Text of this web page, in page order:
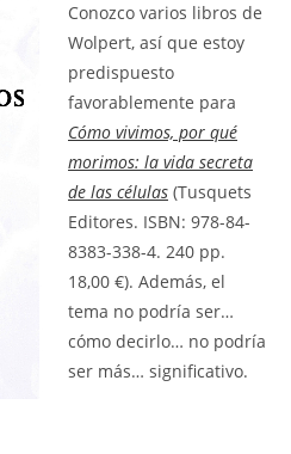
Conozco varios libros de
Wolpert, así que estoy
predispuesto
favorablemente para
Cómo vivimos, por qué
morimos: la vida secreta
de las células (Tusquets
Editores. ISBN: 978-84-
8383-338-4. 240 pp.
18,00 €). Además, el
tema no podría ser…
cómo decirlo… no podría
ser más… significativo.